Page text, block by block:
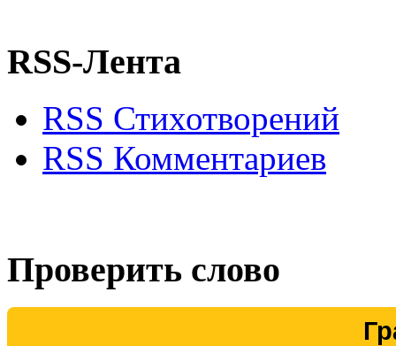
RSS-Лента
RSS Стихотворений
RSS Комментариев
Проверить слово